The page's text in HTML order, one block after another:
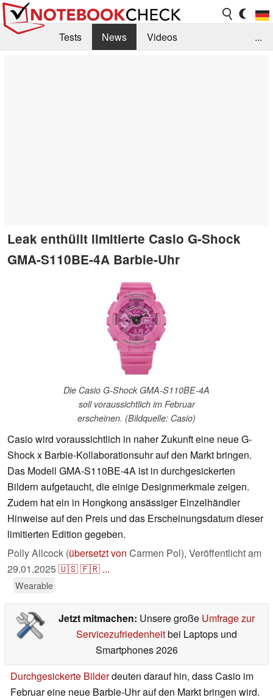
Tests News
Videos
...
Leak enthüllt limitierte Casio G-Shock
GMA-S110BE-4A Barbie-Uhr
Die Casio G-Shock GMA-S110BE-4A
soll voraussichtlich im Februar
erscheinen. (Bildquelle: Casio)
Casio wird voraussichtlich in naher Zukunft eine neue G-
Shock x Barbie-Kollaborationsuhr auf den Markt bringen.
Das Modell GMA-S110BE-4A ist in durchgesickerten
Bildern aufgetaucht, die einige Designmerkmale zeigen.
Zudem hat ein in Hongkong ansässiger Einzelhändler
Hinweise auf den Preis und das Erscheinungsdatum dieser
limitierten Edition gegeben.
Polly Allcock (übersetzt von Carmen Pol), Veröffentlicht am
29.01.2025🇺🇸🇫🇷 ...
Wearable
Jetzt mitmachen: Unsere große Umfrage zur
Servicezufriedenheitbei Laptops und
Smartphones 2026
Durchgesickerte Bilderdeuten darauf hin, dass Casio im
Februar eine neue Barbie-Uhr auf den Markt bringen wird.